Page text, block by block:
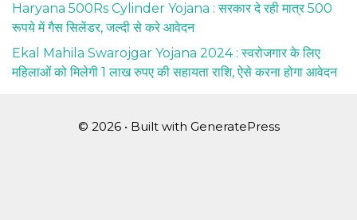
Haryana 500Rs Cylinder Yojana : सरकार दे रही मात्र 500
रूपये में गैस सिलेंडर, जल्दी से करे आवेदन
Ekal Mahila Swarojgar Yojana 2024 : स्वरोजगार के लिए
महिलाओं को मिलेगी 1 लाख रुपए की सहायता राशि, ऐसे करना होगा आवेदन
© 2026 • Built with GeneratePress